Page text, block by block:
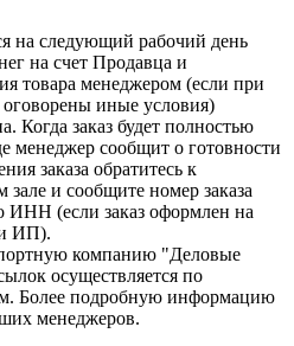
на следующий рабочий день
на счет Продавца и
товара менеджером (если при
иные условия)
Когда заказ будет полностью
менеджер сообщит о готовности
заказа обратитесь к
зале и сообщите номер заказа
ИНН (если заказ оформлен на
ИП).
компанию "Деловые
осуществляется по
Более подробную информацию
менеджеров.